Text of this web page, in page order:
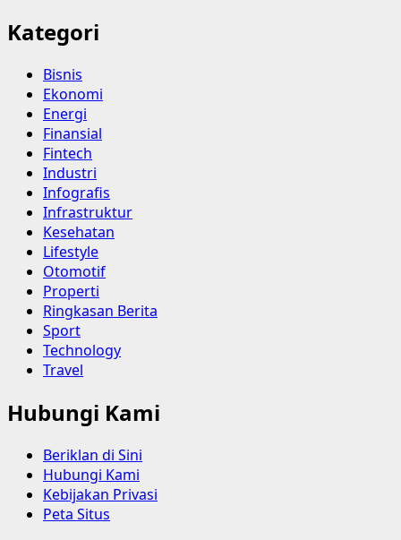
Kategori
Bisnis
Ekonomi
Energi
Finansial
Fintech
Industri
Infografis
Infrastruktur
Kesehatan
Lifestyle
Otomotif
Properti
Ringkasan Berita
Sport
Technology
Travel
Hubungi Kami
Beriklan di Sini
Hubungi Kami
Kebijakan Privasi
Peta Situs